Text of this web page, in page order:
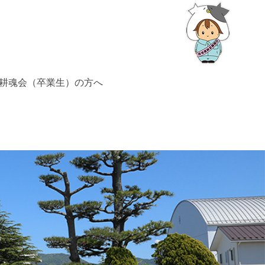
魂会（卒業生）の方へ